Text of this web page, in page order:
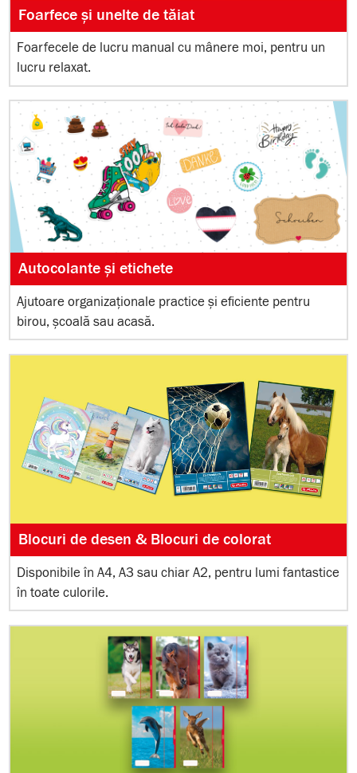
Foarfece și unelte de tăiat
Foarfecele de lucru manual cu mânere moi, pentru un
lucru relaxat.
Autocolante și etichete
Ajutoare organizaționale practice și eficiente pentru
birou, școală sau acasă.
Blocuri de desen & Blocuri de colorat
Disponibile în A4, A3 sau chiar A2, pentru lumi fantastice
în toate culorile.